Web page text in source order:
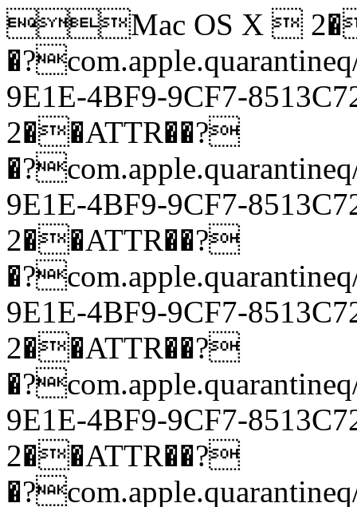
Mac OS X 
9E1E-4BF9-9CF7-
2��ATTR��?
9E1E-4BF9-9CF7-
2��ATTR��?
9E1E-4BF9-9CF7-
2��ATTR��?
9E1E-4BF9-9CF7-
2��ATTR��?